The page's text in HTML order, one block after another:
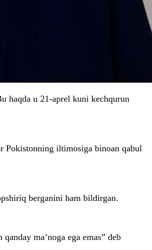
haqda u 21-aprel kuni kechqurun
Pokistonning iltimosiga binoan qabul
berganini ham bildirgan.
ma’noga ega emas” deb